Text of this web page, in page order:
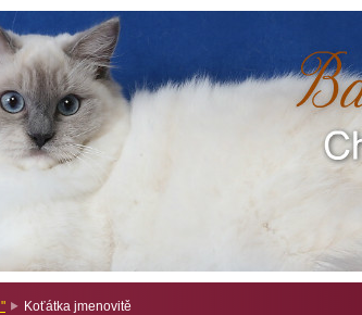
Koťátka jmenovitě